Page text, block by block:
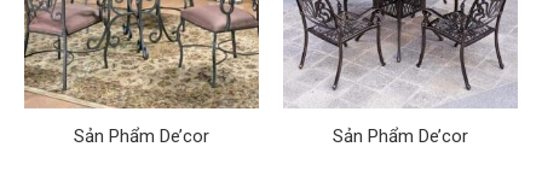
Sản Phẩm De’cor Sản Phẩm De’cor